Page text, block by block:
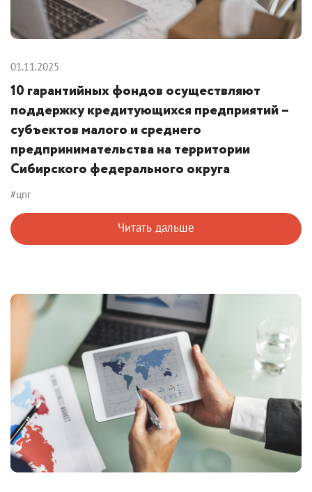
01.11.2025
10 гарантийных фондов осуществляют
поддержку кредитующихся предприятий –
субъектов малого и среднего
предпринимательства на территории
Сибирского федерального округа
#цпг
Читать дальше